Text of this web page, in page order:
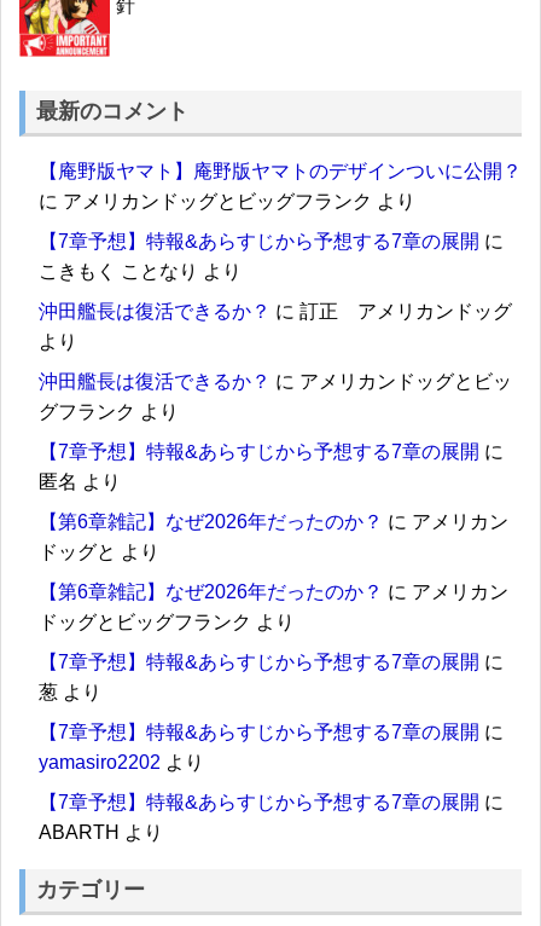
針
最新のコメント
【庵野版ヤマト】庵野版ヤマトのデザインついに公開？
に アメリカンドッグとビッグフランク より
【7章予想】特報&あらすじから予想する7章の展開 に
こきもく ことなり より
沖田艦長は復活できるか？ に 訂正 アメリカンドッグ
より
沖田艦長は復活できるか？ に アメリカンドッグとビッ
グフランク より
【7章予想】特報&あらすじから予想する7章の展開 に
匿名 より
【第6章雑記】なぜ2026年だったのか？ に アメリカン
ドッグと より
【第6章雑記】なぜ2026年だったのか？ に アメリカン
ドッグとビッグフランク より
【7章予想】特報&あらすじから予想する7章の展開 に
葱 より
【7章予想】特報&あらすじから予想する7章の展開 に
yamasiro2202 より
【7章予想】特報&あらすじから予想する7章の展開 に
ABARTH より
カテゴリー